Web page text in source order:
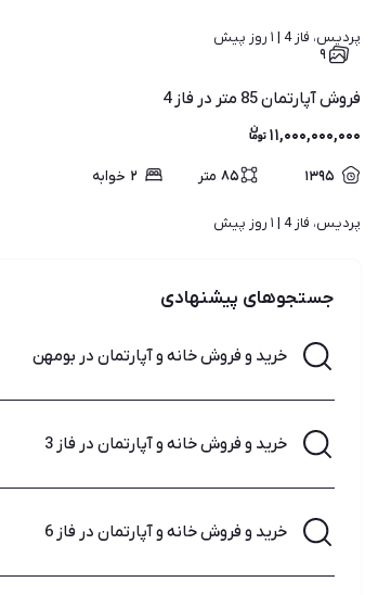
پردیس، فاز 4 | ۱ روز پیش
۹
فروش آپارتمان 85 متر در فاز 4
۱۱,۰۰۰,۰۰۰,۰۰۰
۱۳۹۵ ۸۵ متر ۲ خوابه
پردیس، فاز 4 | ۱ روز پیش
جستجوهای پیشنهادی
خرید و فروش خانه و آپارتمان در بومهن
خرید و فروش خانه و آپارتمان در فاز 3
خرید و فروش خانه و آپارتمان در فاز 6